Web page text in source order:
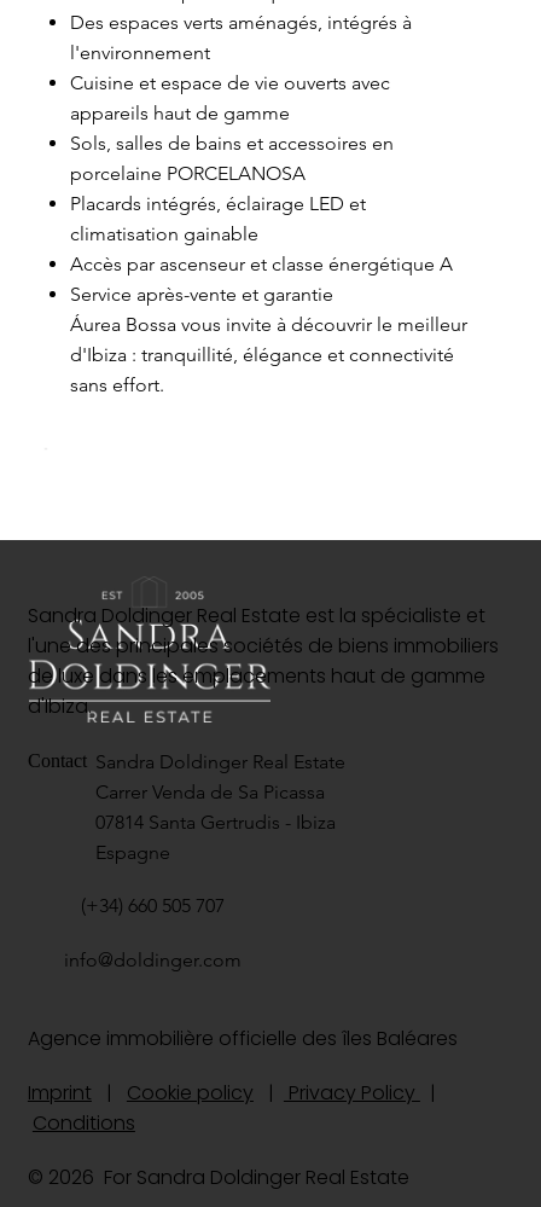
Des espaces verts aménagés, intégrés à
l'environnement
Cuisine et espace de vie ouverts avec
appareils haut de gamme
Sols, salles de bains et accessoires en
porcelaine PORCELANOSA
Placards intégrés, éclairage LED et
climatisation gainable
Accès par ascenseur et classe énergétique A
Service après-vente et garantie
Áurea Bossa vous invite à découvrir le meilleur
d'Ibiza : tranquillité, élégance et connectivité
sans effort.
Sandra Doldinger Real Estate est la spécialiste et
l'une des principales sociétés de biens immobiliers
de luxe dans les emplacements haut de gamme
d'Ibiza.
Agence immobilière officielle des îles Baléares
© 2026 For Sandra Doldinger Real Estate
Contact Sandra Doldinger Real Estate
Carrer Venda de Sa Picassa
07814 Santa Gertrudis - Ibiza
Espagne
Imprint | Cookie policy | Privacy Policy
|
Conditions
(+34) 660 505 707
info@doldinger.com